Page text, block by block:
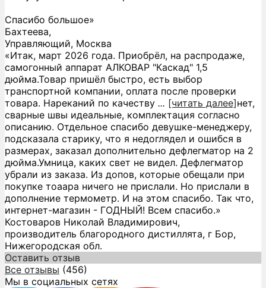
Спасибо большое»
Бахтеева,
Управляющий, Москва
«Итак, март 2026 года. Приобрёл, на распродаже,
самогонный аппарат АЛКОВАР "Каскад" 1,5
дюйма.Товар пришёл быстро, есть выбор
транспортной компании, оплата после проверки
товара. Нареканий по качеству ... [читать далее]нет,
сварные швы идеальные, комплектация согласно
описанию. Отдельное спасибо девушке-менеджеру,
подсказала старику, что я недоглядел и ошибся в
размерах, заказал дополнительно дефлегматор на 2
дюйма.Умница, каких свет не видел. Дефлегматор
убрали из заказа. Из допов, которые обещали при
покупке тоаара ничего не прислали. Но прислали в
дополнение термометр. И на этом спасибо. Так что,
интернет-магазин - ГОДНЫЙ! Всем спасибо.»
Костоваров Николай Владимирович,
производитель благородного дистиллята, г Бор,
Нижегородская обл.
Оставить отзыв
Все отзывы (456)
Мы в социальных сетях